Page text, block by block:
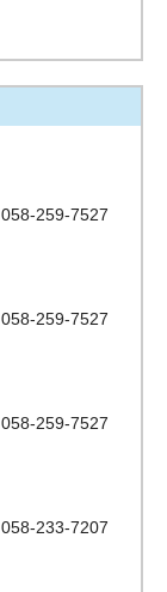
259-7527
259-7527
259-7527
233-7207